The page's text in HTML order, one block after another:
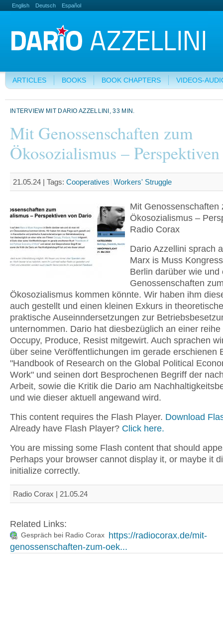
English Deutsch Español
ARTICLES BOOKS BOOK CHAPTERS VIDEOS-
INTERVIEW MIT DARIO AZZELLINI, 33 MIN.
Mit Genossenschaften zum
Ökosozialismus – Perspektiven
21.05.24 | Tags: Cooperatives Workers' Struggle
Mit Genossenschaften
Ökosozialismus –
Radio Corax
Dario Azzellini sprach
Marx is Muss
Berlin darüber wie und
Genossenschaften
Ökosozialismus kommen könnte. Wir haben ihm
auch gestellt und einen kleinen Exkurs in
praktische Auseinndersetzungen zur
unternommen. Dario hat diesbezüglich an einer
Occupy, Produce, Resist mitgewirt. Auch sprachen
über seine Veröffentlichungen im gerade erschienen
"Handbook of Research on the Global Political
Work" und seinen dort Besprochenen Begriff der
Arbeit, sowie die Kritik die Dario am
und wie dieser aktuell angewand wird.
This content requires the Flash Player. Download
Already have Flash Player? Click here.
You are missing some Flash content that should
Perhaps your browser cannot display it, or maybe it
initialize correctly.
Radio Corax | 21.05.24
Related Links:
Gespräch bei Radio Corax
https://radiocorax.de/mit-
genossenschaften-zum-oek...